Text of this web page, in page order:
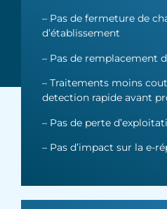
– Pas de fermeture de
d’établissement
– Pas de remplacement
– Traitements moins
detection rapide avant
– Pas de perte
– Pas d’impact sur la e-